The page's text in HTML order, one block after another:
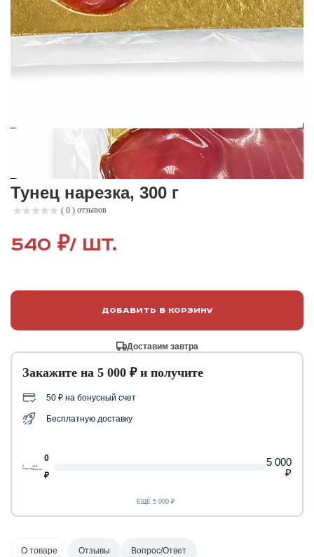
Тунец нарезка, 300 г
( 0 ) отзывов
540 ₽/ шт.
Добавить в корзину
Доставим завтра
Закажите на 5 000 ₽ и получите
50 ₽ на бонусный счет
Бесплатную доставку
ЕЩЁ 5 000 ₽
0
₽
5 000
₽
0
бонусов
50 ₽
бонусов
О товаре Отзывы Вопрос/Ответ